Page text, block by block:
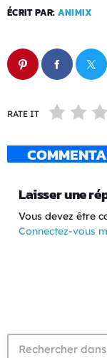
ÉCRIT PAR: ANIMIX
RATE IT
Laisser une
Vous devez être
Connectez-vous